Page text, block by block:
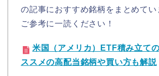
の記事におすすめ銘柄をまとめてい
ご参考に一読ください！
米国（アメリカ）ETF積み立て
ススメの高配当銘柄や買い方も解説